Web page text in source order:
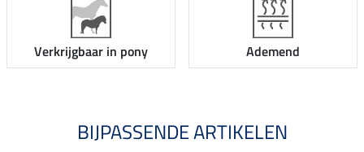
Verkrijgbaar in pony Ademend
BIJPASSENDE ARTIKELEN